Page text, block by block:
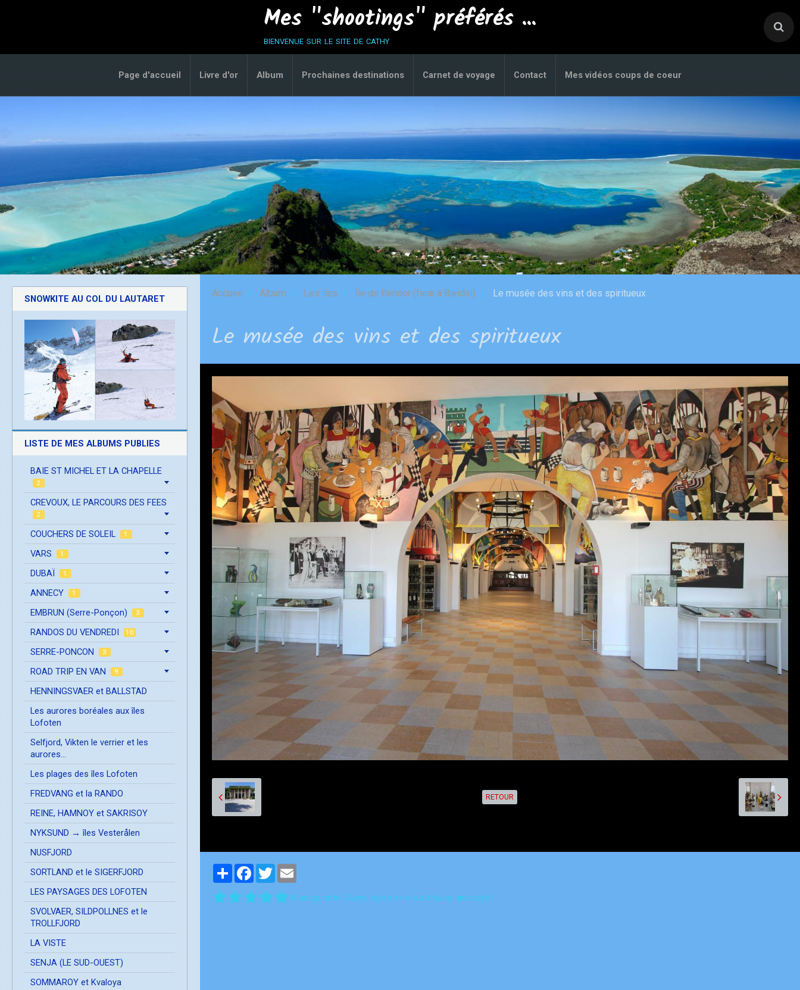
Mes "shootings" préférés ...
bienvenue sur le site de cathy
Page d'accueil Livre d'or Album Prochaines destinations Carnet de voyage Contact Mes vidéos coups de coeur
Accueil Album Les îles Île de Bendor (face à Bandol) Le musée des vins et des spiritueux
Le musée des vins et des spiritueux
RETOUR
PartagerFacebook
Twitter
Aucune note. Soyez le premier à attribuer une note !
SNOWKITE AU COL DU LAUTARET
LISTE DE MES ALBUMS PUBLIES
BAIE ST MICHEL ET LA CHAPELLE
2
CREVOUX, LE PARCOURS DES FEES
2
COUCHERS DE SOLEIL 1
VARS 1
DUBAÏ 1
ANNECY 1
EMBRUN (Serre-Ponçon) 3
RANDOS DU VENDREDI 10
SERRE-PONCON 3
ROAD TRIP EN VAN 9
HENNINGSVAER et BALLSTAD
Les aurores boréales aux îles
Lofoten
Selfjord, Vikten le verrier et les
aurores...
Les plages des îles Lofoten
FREDVANG et la RANDO
REINE, HAMNOY et SAKRISOY
NYKSUND → îles Vesterålen
NUSFJORD
SORTLAND et le SIGERFJORD
LES PAYSAGES DES LOFOTEN
SVOLVAER, SILDPOLLNES et le
TROLLFJORD
LA VISTE
SENJA (LE SUD-OUEST)
SOMMAROY et Kvaloya